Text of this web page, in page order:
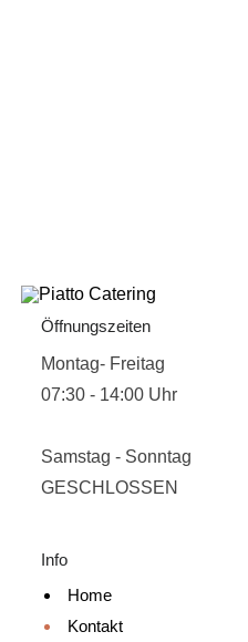
Öffnungszeiten
Montag- Freitag
07:30 - 14:00 Uhr
Samstag - Sonntag
GESCHLOSSEN
Info
Home
Kontakt